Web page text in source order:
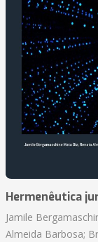
Hermenêutica
Jamile
Almeida Barbosa;